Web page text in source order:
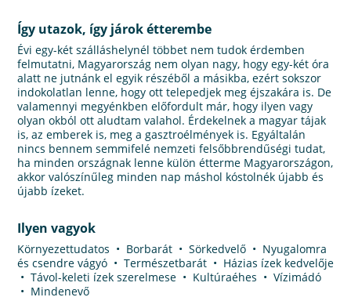
Így utazok, így járok étterembe
Évi egy-két szálláshelynél többet nem tudok érdemben
felmutatni, Magyarország nem olyan nagy, hogy egy-két óra
alatt ne jutnánk el egyik részéből a másikba, ezért sokszor
indokolatlan lenne, hogy ott telepedjek meg éjszakára is. De
valamennyi megyénkben előfordult már, hogy ilyen vagy
olyan okból ott aludtam valahol. Érdekelnek a magyar tájak
is, az emberek is, meg a gasztroélmények is. Egyáltalán
nincs bennem semmifelé nemzeti felsőbbrendűségi tudat,
ha minden országnak lenne külön étterme Magyarországon,
akkor valószínűleg minden nap máshol kóstolnék újabb és
újabb ízeket.
Ilyen vagyok
Környezettudatos • Borbarát • Sörkedvelő • Nyugalomra
és csendre vágyó • Természetbarát • Házias ízek kedvelője
• Távol-keleti ízek szerelmese • Kultúraéhes • Vízimádó
• Mindenevő